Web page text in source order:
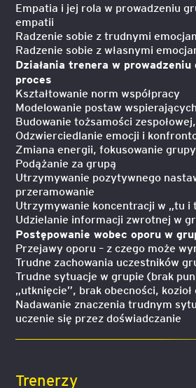
Empatia i jej rola w prowadzeniu
empatii
Radzenie sobie z trudnymi
Radzenie sobie z własnymi
Działania trenera w
proces
Kształtowanie norm współpracy
Modelowanie postaw wspierających
Budowanie tożsamości
Odzwierciedlanie emocji i
Zmiana energii, fokusowanie grupy
Podążanie za grupą
Utrzymywanie pozytywnego
przeramowanie
Utrzymywanie koncentracji w „tu i
Udzielanie informacji zwrotnej w
Postępowanie wobec oporu w
Przejawy oporu – z czego może
Trudne zachowania uczestników
Trudne sytuacje w grupie (brak
„utknięcie”, brak obecności,
Nadawanie znaczenia trudnym
uczenie się przez doświadczanie
Trenerzy